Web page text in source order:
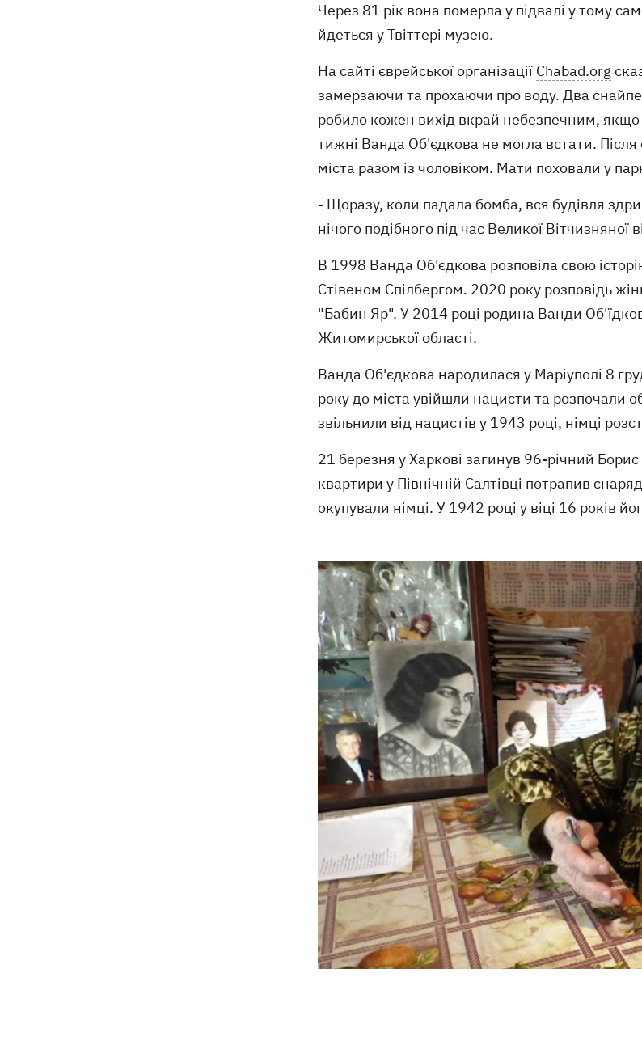
Через 81 рік вона померла у підвалі у тому
йдеться уТвіттері музею.
На сайті єврейської організації Chabad.org
замерзаючи та прохаючи про воду. Два
робило кожен вихід вкрай небезпечним,
тижні Ванда Об'єдкова не могла встати. Після
міста разом із чоловіком. Мати поховали у
- Щоразу, коли падала бомба, вся будівля
нічого подібного під час Великої Вітчизняної
В 1998 Ванда Об'єдкова розповіла свою
Стівеном Спілбергом. 2020 року розповідь
"Бабин Яр". У 2014 році родина Ванди
Житомирської області.
Ванда Об'єдкова народилася у Маріуполі 8
року до міста увійшли нацисти та розпочали
звільнили від нацистів у 1943 році, німці
21 березня у Харкові загинув 96-річний
квартири у Північній Салтівці потрапив
окупували німці. У 1942 році у віці 16 років